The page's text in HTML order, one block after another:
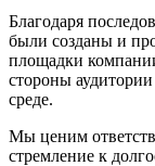
Благодаря
были созданы и
площадки
стороны
среде.
Мы ценим
стремление к